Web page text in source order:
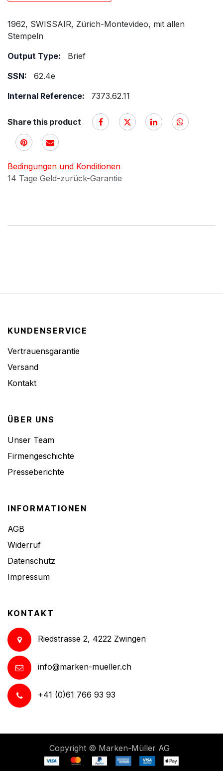
1962, SWISSAIR, Zürich-Montevideo, mit allen
Stempeln
Output Type:
Brief
SSN:
62.4e
Internal Reference:
7373.62.11
Share this product
Bedingungen und Konditionen
14 Tage Geld-zurück-Garantie
KUNDENSERVICE
Vertrauensgarantie
Versand
Kontakt
ÜBER UNS
Unser Team
Firmengeschichte
Presseberichte
INFORMATIONEN
AGB
Widerruf
Datenschutz
Impressum
KONTAKT
Riedstrasse 2, 4222 Zwingen
info@marken-mueller.ch
+41 (0)61 766 93 93
Copyright © Marken-Müller AG